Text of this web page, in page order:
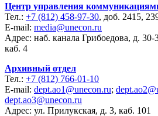
Центр управления
Тел.: +7 (812) 458-97-30, доб. 2415,
E-mail: media@unecon.ru
Адрес: наб. канала Грибоедова, д. 30-
каб. 4
Архивный отдел
Тел.: +7 (812) 766-01-10
E-mail: dept.ao1@unecon.ru;
dept.ao3@unecon.ru
Адрес: ул. Прилукская, д. 3, каб. 101